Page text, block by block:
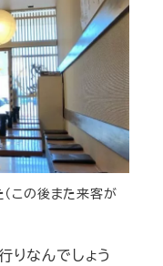
この後また来客が
りなんでしょう